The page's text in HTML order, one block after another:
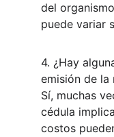
del
puede variar
4. ¿Hay
emisión de la
Sí, muchas
cédula
costos